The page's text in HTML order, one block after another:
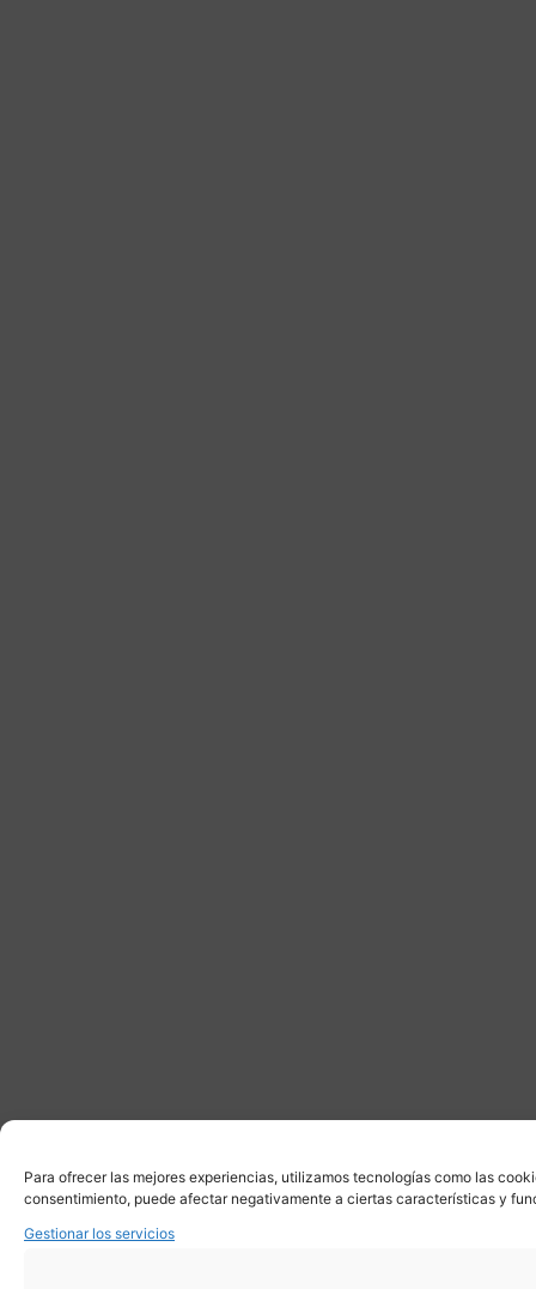
Para ofrecer las mejores experiencias, utilizamos tecnologías como las
consentimiento, puede afectar negativamente a ciertas características y
Gestionar los servicios